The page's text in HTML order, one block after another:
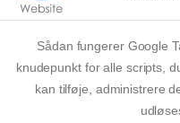
Sådan fungerer Google
knudepunkt for alle scripts,
kan tilføje, administrere